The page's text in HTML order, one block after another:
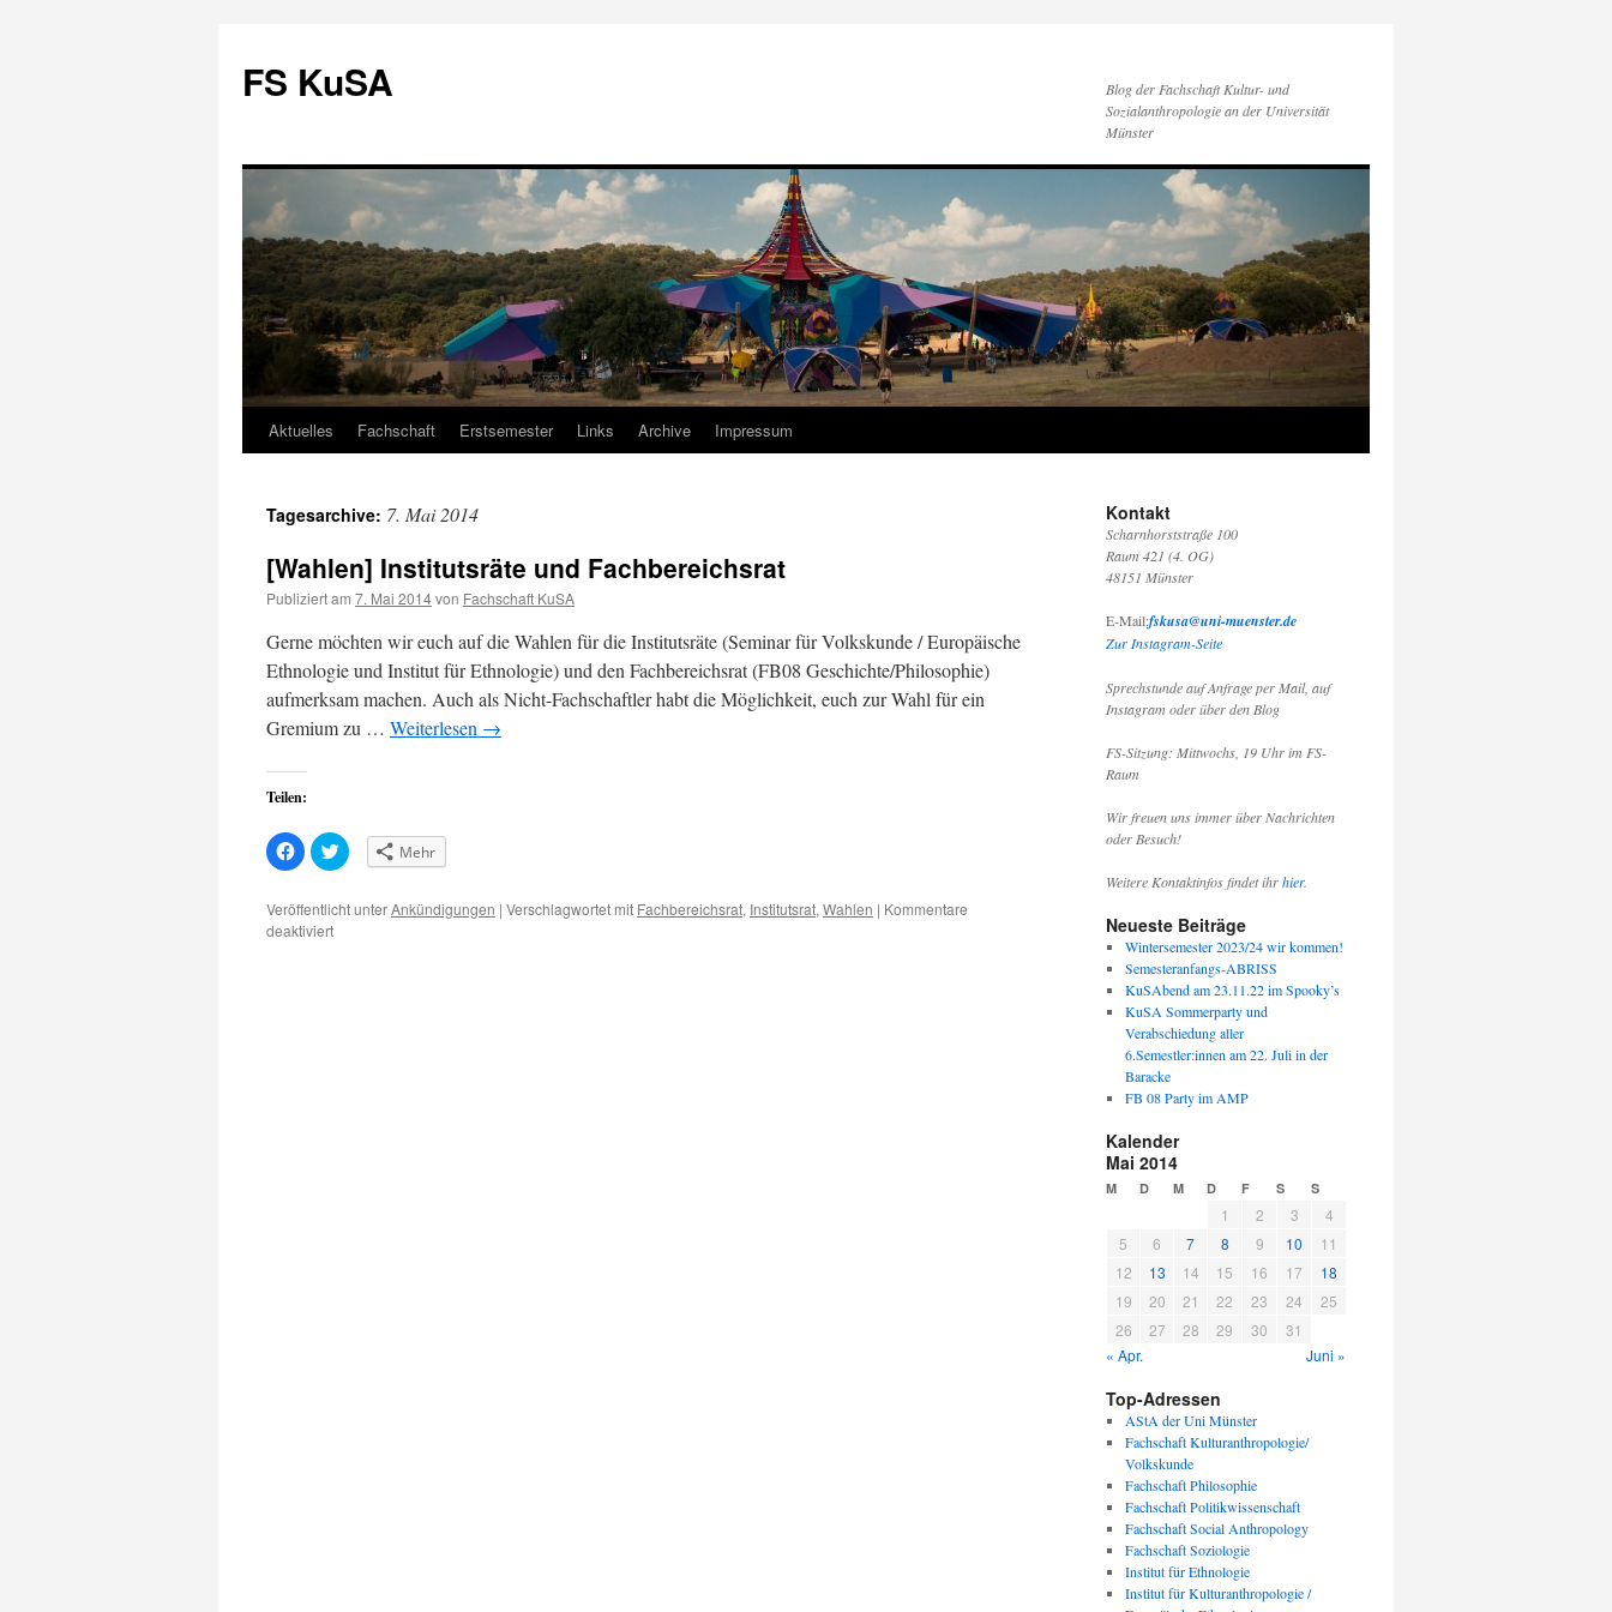
FS KuSA
Blog der Fachschaft Kultur- und
Sozialanthropologie an der Universität
Münster
Zum
springen
Aktuelles Fachschaft Erstsemester Links Archive Impressum
Tagesarchive: 7. Mai 2014
[Wahlen] Institutsräte und Fachbereichsrat
Publiziert am 7. Mai 2014von Fachschaft KuSA
Gerne möchten wir euch auf die Wahlen für die Institutsräte (Seminar für Volkskunde / Europäische
Ethnologie und Institut für Ethnologie) und den Fachbereichsrat (FB08 Geschichte/Philosophie)
aufmerksam machen. Auch als Nicht-Fachschaftler habt die Möglichkeit, euch zur Wahl für ein
Gremium zu … Weiterlesen →
Teilen:
Klick,
um
zu
teilen
(Wird
Klick,
um
zu
teilen
Mehr
Veröffentlicht unterAnkündigungen | Verschlagwortet mit Fachbereichsrat, Institutsrat, Wahlen | Kommentare
deaktiviertfür
Kontakt
Scharnhorststraße 100
Raum 421 (4. OG)
48151 Münster
E-Mail:fskusa@uni-muenster.de
Zur Instagram-Seite
Sprechstunde auf Anfrage per Mail, auf
Instagram oder über den Blog
FS-Sitzung: Mittwochs, 19 Uhr im FS-
Raum
Wir freuen uns immer über Nachrichten
oder Besuch!
Weitere Kontaktinfos findet ihrhier.
Neueste Beiträge
Wintersemester 2023/24 wir kommen!
Semesteranfangs-ABRISS
KuSAbend am 23.11.22 im Spooky’s
KuSA Sommerparty und
Verabschiedung aller
6.Semestler:innen am 22. Juli in der
Baracke
FB 08 Party im AMP
Kalender
Mai 2014
M D M D F S S
1 2 3
4
5
6 7 8 9 10
11
12
13 14 15 16 17
18
19
20 21 22 23 24
25
26
27 28 29 30
31
« Apr.
Juni »
Top-Adressen
AStA der Uni Münster
Fachschaft Kulturanthropologie/
Volkskunde
Fachschaft Philosophie
Fachschaft Politikwissenschaft
Fachschaft Social Anthropology
Fachschaft Soziologie
Institut für Ethnologie
Institut für Kulturanthropologie /